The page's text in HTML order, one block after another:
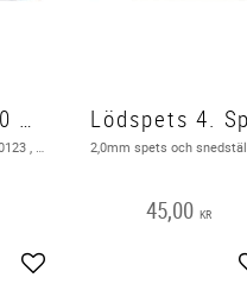
Lödspets 3.0 mm VTS60
Add to favorites
45,00 KR